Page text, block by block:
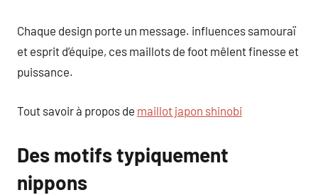
Chaque design porte un message. influences samouraï
et esprit d’équipe, ces maillots de foot mêlent finesse et
puissance.
Tout savoir à propos de maillot japon shinobi
Des motifs typiquement
nippons